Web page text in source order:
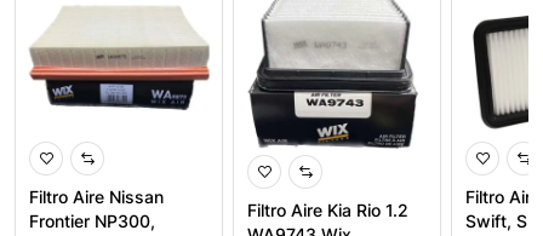
Filtro Aire Nissan
Frontier NP300,
Filtro Aire Kia Rio 1.2
Filtro
Swift,